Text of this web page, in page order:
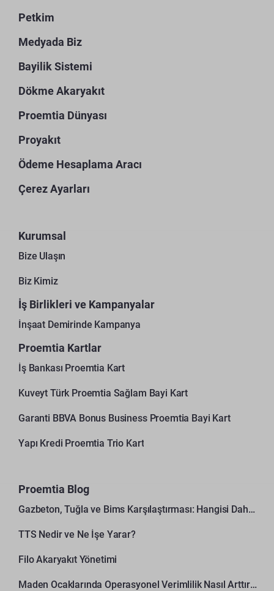
Petkim
Medyada Biz
Bayilik Sistemi
Dökme Akaryakıt
Proemtia Dünyası
Proyakıt
Ödeme Hesaplama Aracı
Çerez Ayarları
Kurumsal
Bize Ulaşın
Biz Kimiz
İş Birlikleri ve Kampanyalar
İnşaat Demirinde Kampanya
Proemtia Kartlar
İş Bankası Proemtia Kart
Kuveyt Türk Proemtia Sağlam Bayi Kart
Garanti BBVA Bonus Business Proemtia Bayi Kart
Yapı Kredi Proemtia Trio Kart
Proemtia Blog
Gazbeton, Tuğla ve Bims Karşılaştırması: Hangisi Daha Avantajlı?
TTS Nedir ve Ne İşe Yarar?
Filo Akaryakıt Yönetimi
Maden Ocaklarında Operasyonel Verimlilik Nasıl Arttırılır?